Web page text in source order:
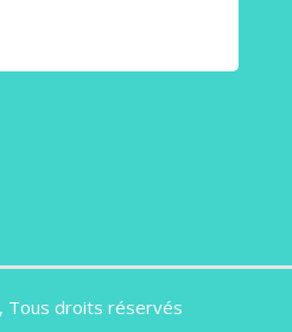
Tous droits réservés